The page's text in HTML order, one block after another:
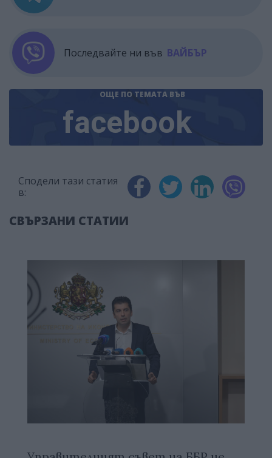
Последвайте ни във ВАЙБЪР
ОЩЕ ПО ТЕМАТА ВЪВ
facebook
Сподели тази статия
в:
СВЪРЗАНИ СТАТИИ